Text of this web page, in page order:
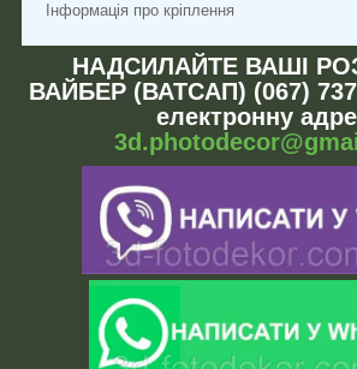
Інформація про кріплення
НАДСИЛАЙТЕ ВАШІ
ВАЙБЕР (ВАТСАП) (067)
електронну